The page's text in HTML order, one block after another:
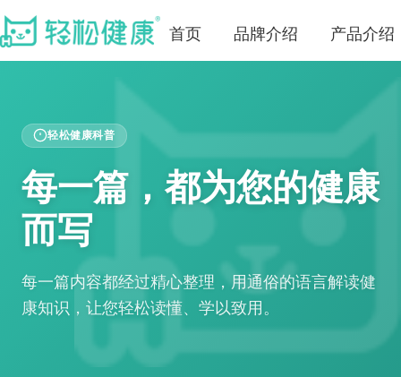
首页 品牌介绍 产品介绍
轻松健康科普
每一篇，都为您的健康
而写
每一篇内容都经过精心整理，用通俗的语言解读健
康知识，让您轻松读懂、学以致用。